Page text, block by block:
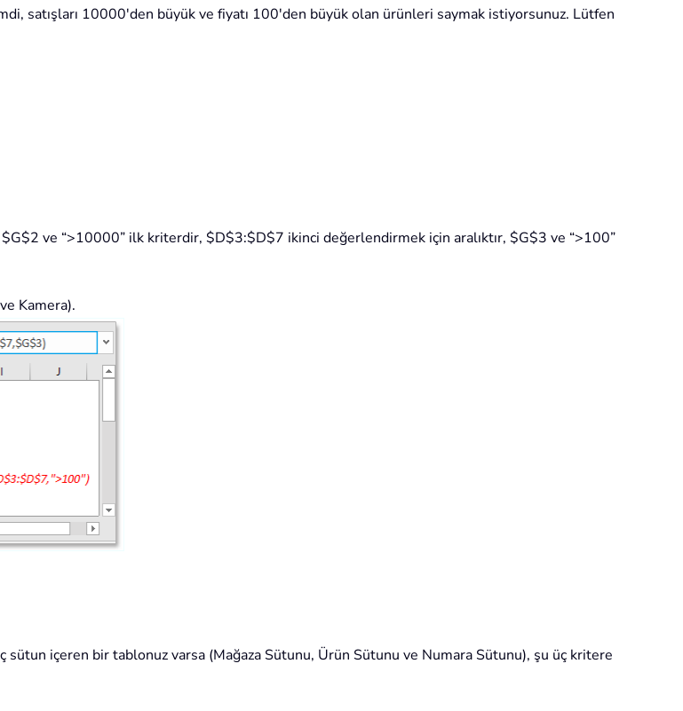
satışları 10000'den büyük ve fiyatı 100'den büyük olan ürünleri saymak istiyorsunuz. Lütfen
ve “>10000” ilk kriterdir, $D$3:$D$7 ikinci değerlendirmek için aralıktır, $G$3 ve “>100”
Kamera).
içeren bir tablonuz varsa (Mağaza Sütunu, Ürün Sütunu ve Numara Sütunu), şu üç kritere